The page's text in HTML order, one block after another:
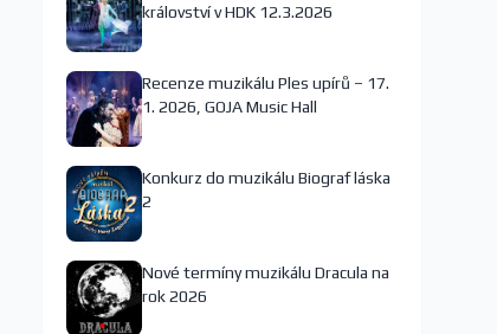
království v HDK 12.3.2026
Recenze muzikálu Ples upírů – 17.
1. 2026, GOJA Music Hall
Konkurz do muzikálu Biograf láska
2
Nové termíny muzikálu Dracula na
rok 2026